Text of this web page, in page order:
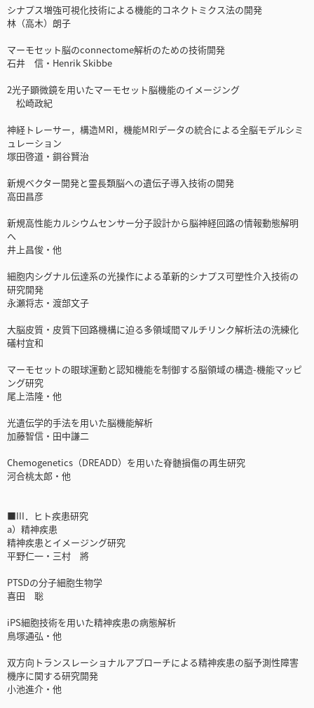
シナプス増強可視化技術による機能的コネクトミクス法の開発
林（高木）朗子
マーモセット脳のconnectome解析のための技術開発
石井 信・Henrik Skibbe
2光子顕微鏡を用いたマーモセット脳機能のイメージング
松崎政紀
神経トレーサー，構造MRI，機能MRIデータの統合による全脳モデルシミ
ュレーション
塚田啓道・銅谷賢治
新規ベクター開発と霊長類脳への遺伝子導入技術の開発
高田昌彦
新規高性能カルシウムセンサー分子設計から脳神経回路の情報動態解明
へ
井上昌俊・他
細胞内シグナル伝達系の光操作による革新的シナプス可塑性介入技術の
研究開発
永瀬将志・渡部文子
大脳皮質・皮質下回路機構に迫る多領域間マルチリンク解析法の洗練化
礒村宜和
マーモセットの眼球運動と認知機能を制御する脳領域の構造-機能マッピ
ング研究
尾上浩隆・他
光遺伝学的手法を用いた脳機能解析
加藤智信・田中謙二
Chemogenetics（DREADD）を用いた脊髄損傷の再生研究
河合桃太郎・他
■III．ヒト疾患研究
a）精神疾患
精神疾患とイメージング研究
平野仁一・三村 將
PTSDの分子細胞生物学
喜田 聡
iPS細胞技術を用いた精神疾患の病態解析
鳥塚通弘・他
双方向トランスレーショナルアプローチによる精神疾患の脳予測性障害
機序に関する研究開発
小池進介・他